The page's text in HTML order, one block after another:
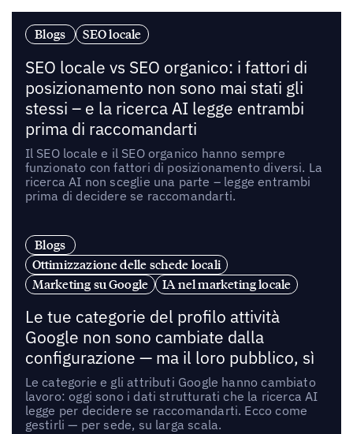
Blogs SEO locale
SEO locale vs SEO organico: i fattori di
posizionamento non sono mai stati gli
stessi – e la ricerca AI legge entrambi
prima di raccomandarti
Il SEO locale e il SEO organico hanno sempre
funzionato con fattori di posizionamento diversi. La
ricerca AI non sceglie una parte – legge entrambi
prima di decidere se raccomandarti.
Blogs
Ottimizzazione delle schede locali
Marketing su Google
IA nel marketing locale
Le tue categorie del profilo attività
Google non sono cambiate dalla
configurazione — ma il loro pubblico, sì
Le categorie e gli attributi Google hanno cambiato
lavoro: oggi sono i dati strutturati che la ricerca AI
legge per decidere se raccomandarti. Ecco come
gestirli — per sede, su larga scala.